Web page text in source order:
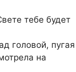
тебе будет
головой, пугая
на